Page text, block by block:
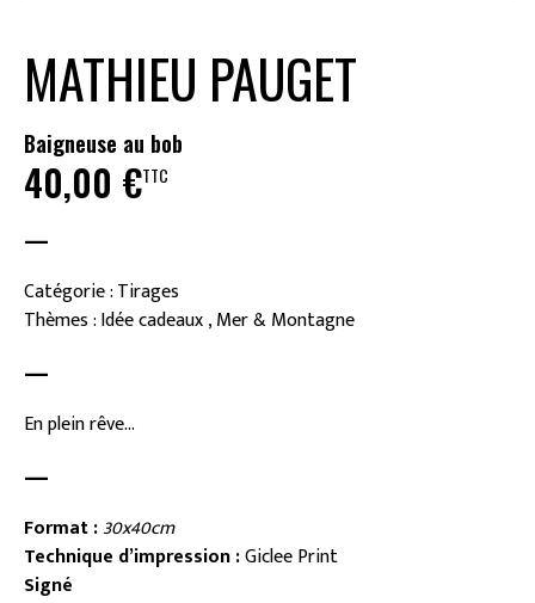
MATHIEU PAUGET
Baigneuse au bob
40,00 €TTC
—
Catégorie : Tirages
Thèmes : Idée cadeaux , Mer & Montagne
—
En plein rêve...
—
Format :30x40cm
Technique d’impression :Giclee Print
Signé